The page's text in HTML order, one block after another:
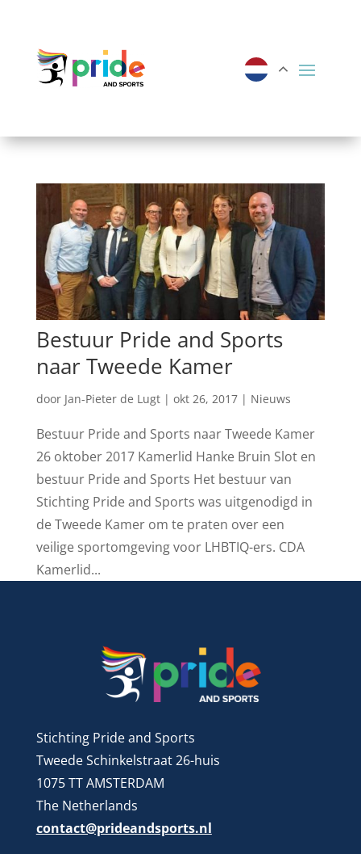
Bestuur Pride and Sports
naar Tweede Kamer
door Jan-Pieter de Lugt| okt 26, 2017| Nieuws
Bestuur Pride and Sports naar Tweede Kamer
26 oktober 2017 Kamerlid Hanke Bruin Slot en
bestuur Pride and Sports Het bestuur van
Stichting Pride and Sports was uitgenodigd in
de Tweede Kamer om te praten over een
veilige sportomgeving voor LHBTIQ-ers. CDA
Kamerlid...
Stichting Pride and Sports
Tweede Schinkelstraat 26-huis
1075 TT AMSTERDAM
The Netherlands
contact@prideandsports.nl